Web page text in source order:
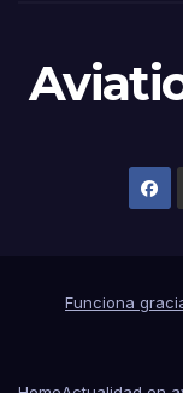
Funciona